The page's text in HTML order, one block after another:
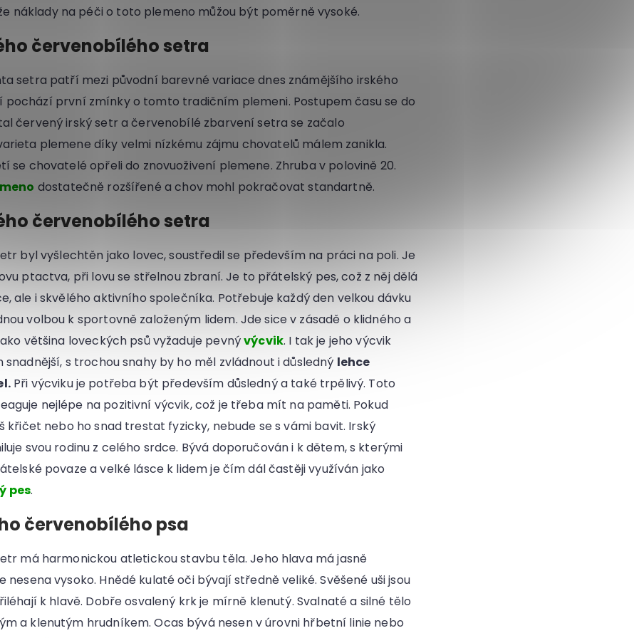
náklady na péči o toto plemeno můžou být poměrně vysoké.
červenobílého setra
setra patří mezi původní barevné variace dnes známějšího irského
pochází první zmínky o tomto tradičním plemeni. Postupem času se do
červený irský setr a červenobílé zbarvení setra se začalo
plemene díky velmi nízkému zájmu chovatelů málem zanikla.
se chovatelé opřeli do znovuoživení plemene. Zhruba v polovině 20.
dostatečně rozšířené a chov mohl pokračovat standartně.
červenobílého setra
byl vyšlechtěn jako lovec, soustředil se především na práci na poli. Je
ptactva, při lovu se střelnou zbraní. Je to přátelský pes, což z něj dělá
ale i skvělého aktivního společníka. Potřebuje každý den velkou dávku
volbou k sportovně založeným lidem. Jde sice v zásadě o klidného a
většina loveckých psů vyžaduje pevnývýcvik. I tak je jeho výcvik
s trochou snahy by ho měl zvládnout i důsledný lehce
Při výcviku je potřeba být především důsledný a také trpělivý. Toto
nejlépe na pozitivní výcvik, což je třeba mít na paměti. Pokud
křičet nebo ho snad trestat fyzicky, nebude se s vámi bavit. Irský
svou rodinu z celého srdce. Bývá doporučován i k dětem, s kterými
povaze a velké lásce k lidem je čím dál častěji využíván jako
pes.
červenobílého psa
má harmonickou atletickou stavbu těla. Jeho hlava má jasně
nesena vysoko. Hnědé kulaté oči bývají středně veliké. Svěšené uši jsou
k hlavě. Dobře osvalený krk je mírně klenutý. Svalnaté a silné tělo
a klenutým hrudníkem. Ocas bývá nesen v úrovni hřbetní linie nebo